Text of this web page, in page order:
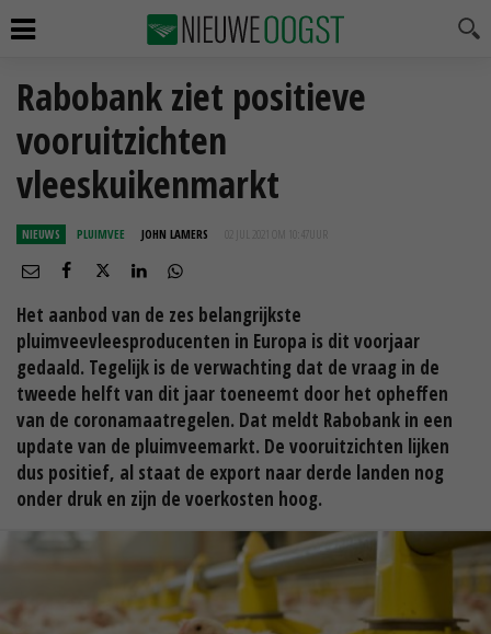
Rabobank ziet positieve
vooruitzichten
vleeskuikenmarkt
NIEUWS PLUIMVEE JOHN LAMERS 02 JUL 2021 OM 10:47
Het aanbod van de zes belangrijkste
pluimveevleesproducenten in Europa is dit voorjaar
gedaald. Tegelijk is de verwachting dat de vraag in de
tweede helft van dit jaar toeneemt door het opheffen
van de coronamaatregelen. Dat meldt Rabobank in een
update van de pluimveemarkt. De vooruitzichten lijken
dus positief, al staat de export naar derde landen nog
onder druk en zijn de voerkosten hoog.